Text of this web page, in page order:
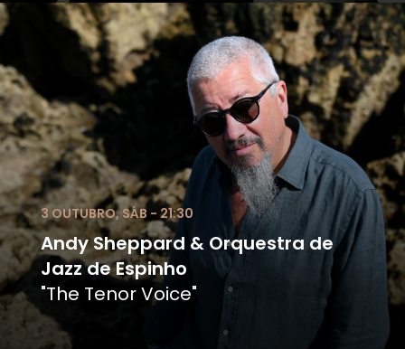
3 OUTUBRO, SÁB - 21:30
Andy Sheppard & Orquestra de
Jazz de Espinho
"The Tenor Voice"